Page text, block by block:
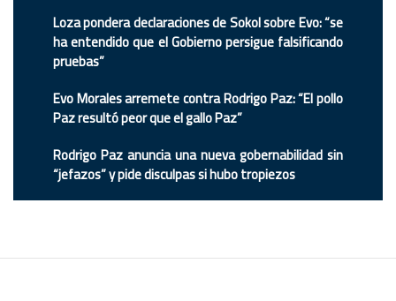
Loza pondera declaraciones de Sokol sobre Evo: “se
ha entendido que el Gobierno persigue falsificando
pruebas”
Evo Morales arremete contra Rodrigo Paz: “El pollo
Paz resultó peor que el gallo Paz”
Rodrigo Paz anuncia una nueva gobernabilidad sin
“jefazos” y pide disculpas si hubo tropiezos